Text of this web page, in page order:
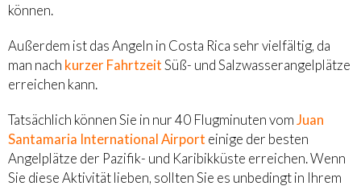
können.
Außerdem ist das Angeln in Costa Rica sehr vielfältig, da
man nach kurzer FahrtzeitSüß- und Salzwasserangelplätze
erreichen kann.
Tatsächlich können Sie in nur 40 Flugminuten vomJuan
Santamaria International Airport einige der besten
Angelplätze der Pazifik- und Karibikküste erreichen. Wenn
Sie diese Aktivität lieben, sollten Sie es unbedingt in Ihrem